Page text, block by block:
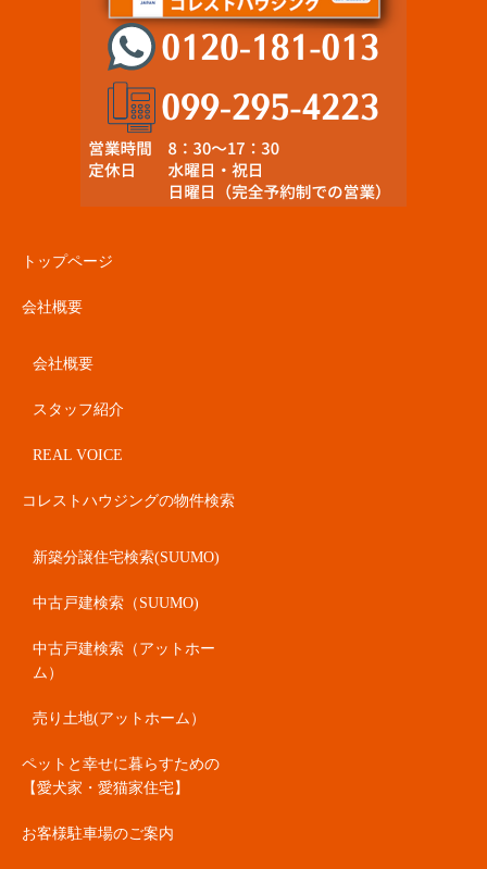
トップページ
会社概要
会社概要
スタッフ紹介
REAL VOICE
コレストハウジングの物件検索
新築分譲住宅検索(SUUMO)
中古戸建検索（SUUMO)
中古戸建検索（アットホー
ム）
売り土地(アットホーム）
ペットと幸せに暮らすための
【愛犬家・愛猫家住宅】
お客様駐車場のご案内